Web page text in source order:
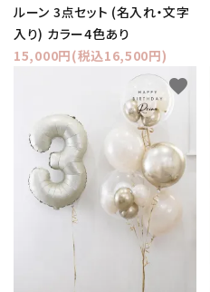
ルーン 3点セット (名入れ・文字
入り) カラー4色あり
15,000円(税込16,500円)
favorite